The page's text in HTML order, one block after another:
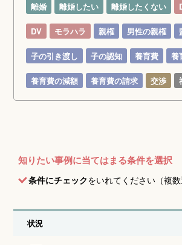
離婚 離婚したい 離婚したくない
DV モラハラ 親権 男性の親権
子の引き渡し 子の認知 養育費 養
養育費の減額 養育費の請求 交渉
知りたい事例に当てはまる条件を選択
条件にチェックをいれてください（複数
状況